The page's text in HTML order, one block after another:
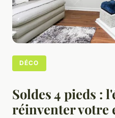
DÉCO
Soldes 4 pieds :
réinventer votre